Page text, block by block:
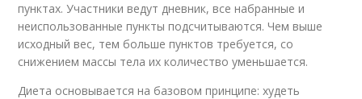
пунктах. Участники ведут дневник, все набранные и
неиспользованные пункты подсчитываются. Чем выше
исходный вес, тем больше пунктов требуется, со
снижением массы тела их количество уменьшается.
Диета основывается на базовом принципе: худеть